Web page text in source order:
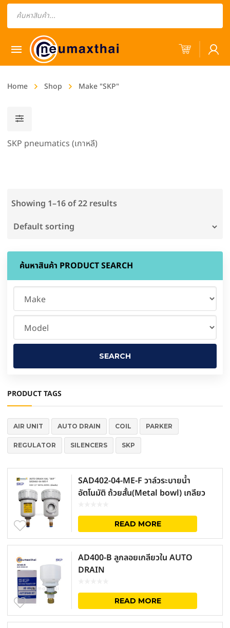
Products
search
Home Shop Make "SKP"
SKP pneumatics (เกาหลี)
Showing 1–16 of 22 results
ค้นหาสินค้า PRODUCT SEARCH
PRODUCT TAGS
AIR UNIT AUTO DRAIN COIL PARKER
REGULATOR SILENCERS SKP
SAD402-04-ME-F วาล์วระบายน้ำ
อัตโนมัติ ถ้วยสั้น(Metal bowl) เกลียว
READ MORE
AD400-B ลูกลอยเกลียวใน AUTO
DRAIN
READ MORE